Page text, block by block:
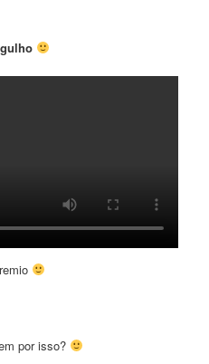
por isso?